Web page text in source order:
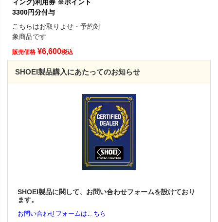
ィング)利用券 ※ポイント
3300円分付与
こちらはお取りよせ・予約対
象商品です
販売価格 ¥6,600税込
SHOEI製品購入にあたってのお知らせ
SHOEI製品に関して、お問い合わせフォームを設けており
ます。
お問い合わせフォームはこちら